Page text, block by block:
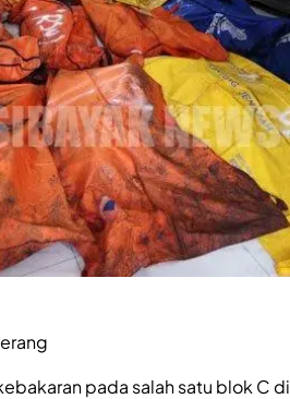
pada salah satu blok C di